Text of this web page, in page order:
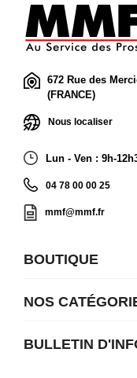
672 Rue des
(FRANCE)
Nous localiser
Lun - Ven : 9h-
04 78 00 00 25
mmf@mmf.fr
BOUTIQUE
NOS
BULLETIN